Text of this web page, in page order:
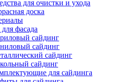
для очистки и ухода
доска
фасада
сайдинг
сайдинг
сайдинг
сайдинг
для сайдинга